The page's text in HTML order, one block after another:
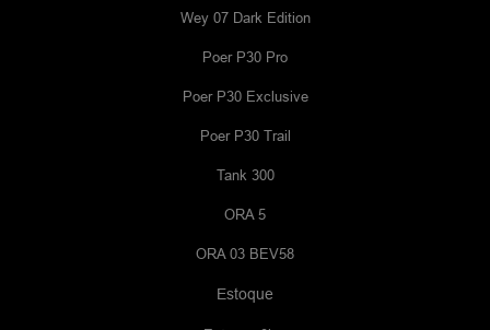
Wey 07 Dark Edition
Poer P30 Pro
Poer P30 Exclusive
Poer P30 Trail
Tank 300
ORA 5
ORA 03 BEV58
Estoque